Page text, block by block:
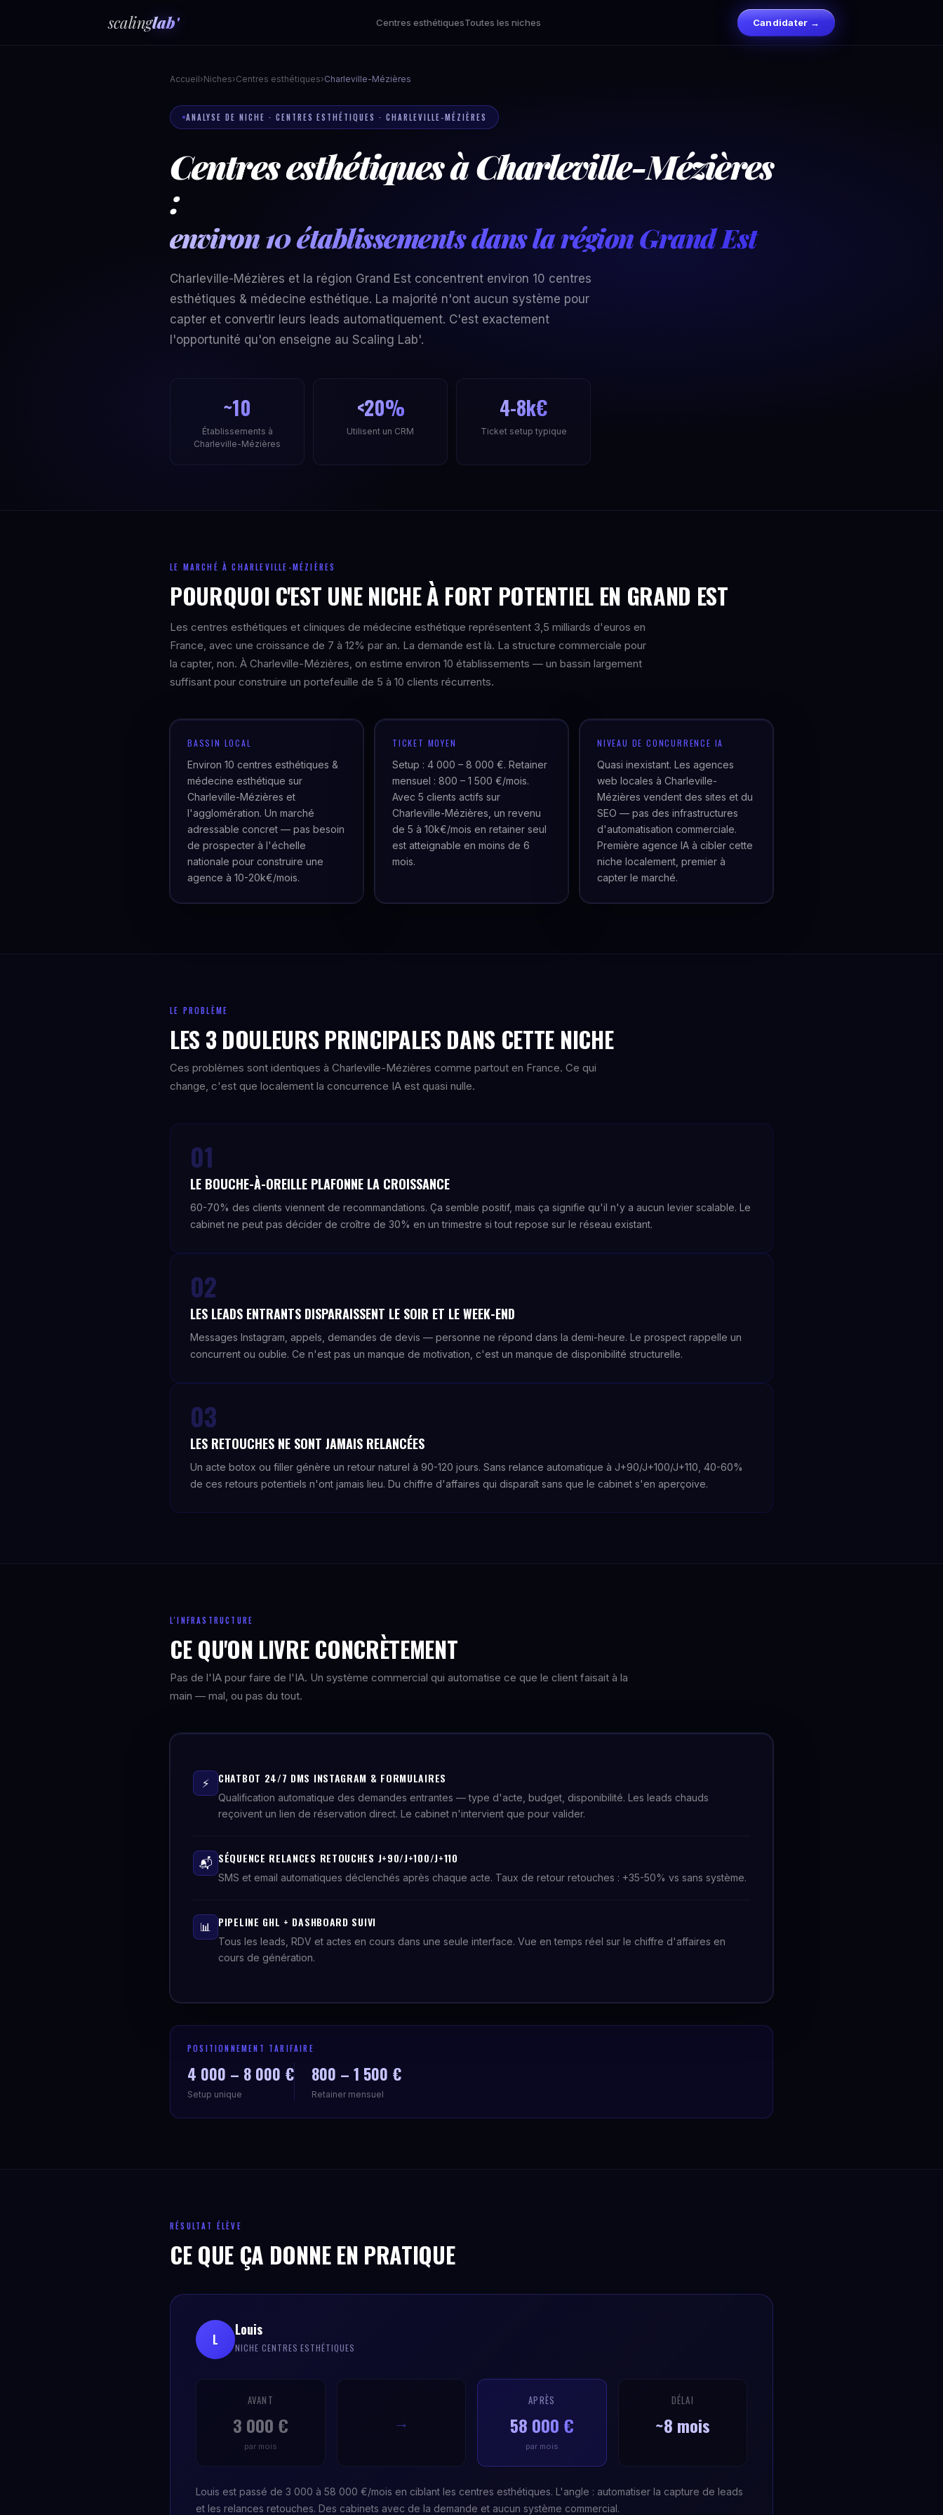
scalinglab' Centres esthétiquesToutes les niches Candidater →
Accueil›Niches›Centres esthétiques›Charleville-Mézières
ANALYSE DE NICHE · CENTRES ESTHÉTIQUES · CHARLEVILLE-MÉZIÈRES
Centres esthétiques à Charleville-Mézières
:
environ 10 établissements dans la région Grand Est
Charleville-Mézières et la région Grand Est concentrent environ 10 centres
esthétiques & médecine esthétique. La majorité n'ont aucun système pour
capter et convertir leurs leads automatiquement. C'est exactement
l'opportunité qu'on enseigne au Scaling Lab'.
~10
Établissements à
Charleville-Mézières
<20%
Utilisent un CRM
4-8k€
Ticket setup typique
LE MARCHÉ À CHARLEVILLE-MÉZIÈRES
POURQUOI C'EST UNE NICHE À FORT POTENTIEL EN GRAND EST
Les centres esthétiques et cliniques de médecine esthétique représentent 3,5 milliards d'euros en
France, avec une croissance de 7 à 12% par an. La demande est là. La structure commerciale pour
la capter, non. À Charleville-Mézières, on estime environ 10 établissements — un bassin largement
suffisant pour construire un portefeuille de 5 à 10 clients récurrents.
BASSIN LOCAL
Environ 10 centres esthétiques &
médecine esthétique sur
Charleville-Mézières et
l'agglomération. Un marché
adressable concret — pas besoin
de prospecter à l'échelle
nationale pour construire une
agence à 10-20k€/mois.
TICKET MOYEN
Setup : 4 000 – 8 000 €. Retainer
mensuel : 800 – 1 500 €/mois.
Avec 5 clients actifs sur
Charleville-Mézières, un revenu
de 5 à 10k€/mois en retainer seul
est atteignable en moins de 6
mois.
NIVEAU DE CONCURRENCE IA
Quasi inexistant. Les agences
web locales à Charleville-
Mézières vendent des sites et du
SEO — pas des infrastructures
d'automatisation commerciale.
Première agence IA à cibler cette
niche localement, premier à
capter le marché.
LE PROBLÈME
LES 3 DOULEURS PRINCIPALES DANS CETTE NICHE
Ces problèmes sont identiques à Charleville-Mézières comme partout en France. Ce qui
change, c'est que localement la concurrence IA est quasi nulle.
01
LE BOUCHE-À-OREILLE PLAFONNE LA CROISSANCE
60-70% des clients viennent de recommandations. Ça semble positif, mais ça signifie qu'il n'y a aucun levier scalable. Le
cabinet ne peut pas décider de croître de 30% en un trimestre si tout repose sur le réseau existant.
02
LES LEADS ENTRANTS DISPARAISSENT LE SOIR ET LE WEEK-END
Messages Instagram, appels, demandes de devis — personne ne répond dans la demi-heure. Le prospect rappelle un
concurrent ou oublie. Ce n'est pas un manque de motivation, c'est un manque de disponibilité structurelle.
03
LES RETOUCHES NE SONT JAMAIS RELANCÉES
Un acte botox ou filler génère un retour naturel à 90-120 jours. Sans relance automatique à J+90/J+100/J+110, 40-60%
de ces retours potentiels n'ont jamais lieu. Du chiffre d'affaires qui disparaît sans que le cabinet s'en aperçoive.
L'INFRASTRUCTURE
CE QU'ON LIVRE CONCRÈTEMENT
Pas de l'IA pour faire de l'IA. Un système commercial qui automatise ce que le client faisait à la
main — mal, ou pas du tout.
⚡ CHATBOT 24/7 DMS INSTAGRAM & FORMULAIRES
Qualification automatique des demandes entrantes — type d'acte, budget, disponibilité. Les leads chauds
reçoivent un lien de réservation direct. Le cabinet n'intervient que pour valider.
📬 SÉQUENCE RELANCES RETOUCHES J+90/J+100/J+110
SMS et email automatiques déclenchés après chaque acte. Taux de retour retouches : +35-50% vs sans système.
📊 PIPELINE GHL + DASHBOARD SUIVI
Tous les leads, RDV et actes en cours dans une seule interface. Vue en temps réel sur le chiffre d'affaires en
cours de génération.
POSITIONNEMENT TARIFAIRE
4 000 – 8 000 €
Setup unique
800 – 1 500 €
Retainer mensuel
RÉSULTAT ÉLÈVE
CE QUE ÇA DONNE EN PRATIQUE
L
Louis
NICHE CENTRES ESTHÉTIQUES
AVANT
3 000 €
par mois
→
APRÈS
58 000 €
par mois
DÉLAI
~8 mois
Louis est passé de 3 000 à 58 000 €/mois en ciblant les centres esthétiques. L'angle : automatiser la capture de leads
et les relances retouches. Des cabinets avec de la demande et aucun système commercial.